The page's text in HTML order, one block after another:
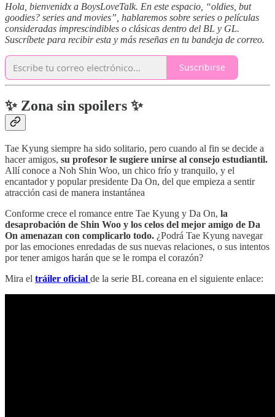
Hola, bienvenidx a BoysLoveTalk. En este espacio, “oldies, but
goodies? series and movies”, hablaremos sobre series o películas
consideradas imprescindibles o clásicas dentro del BL y GL.
Suscríbete para recibir esta y más reseñas en tu bandeja de correo.
Suscribirse
✨ Zona sin spoilers ✨
Tae Kyung siempre ha sido solitario, pero cuando al fin se decide a
hacer amigos, su profesor le sugiere unirse al consejo estudiantil.
Allí conoce a Noh Shin Woo, un chico frío y tranquilo, y el
encantador y popular presidente Da On, del que empieza a sentir
atracción casi de manera instantánea
Conforme crece el romance entre Tae Kyung y Da On, la
desaprobación de Shin Woo y los celos del mejor amigo de Da
On amenazan con complicarlo todo. ¿Podrá Tae Kyung navegar
por las emociones enredadas de sus nuevas relaciones, o sus intentos
por tener amigos harán que se le rompa el corazón?
Mira el tráiler oficial de la serie BL coreana en el siguiente enlace: